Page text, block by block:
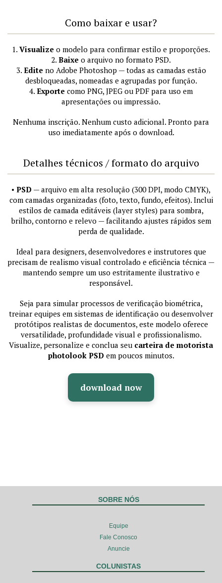
Como baixar e usar?
1. Visualize o modelo para confirmar estilo e proporções.
2. Baixe o arquivo no formato PSD.
3. Edite no Adobe Photoshop — todas as camadas estão
desbloqueadas, nomeadas e agrupadas por função.
4. Exporte como PNG, JPEG ou PDF para uso em
apresentações ou impressão.
Nenhuma inscrição. Nenhum custo adicional. Pronto para
uso imediatamente após o download.
Detalhes técnicos / formato do arquivo
• PSD — arquivo em alta resolução (300 DPI, modo CMYK),
com camadas organizadas (foto, texto, fundo, efeitos). Inclui
estilos de camada editáveis (layer styles) para sombra,
brilho, contorno e relevo — facilitando ajustes rápidos sem
perda de qualidade.
Ideal para designers, desenvolvedores e instrutores que
precisam de realismo visual controlado e eficiência técnica —
mantendo sempre um uso estritamente ilustrativo e
responsável.
Seja para simular processos de verificação biométrica,
treinar equipes em sistemas de identificação ou desenvolver
protótipos realistas de documentos, este modelo oferece
versatilidade, profundidade visual e profissionalismo.
Visualize, personalize e conclua seu carteira de motorista
photolook PSD em poucos minutos.
download now
SOBRE NÓS
Equipe
Fale Conosco
Anuncie
COLUNISTAS